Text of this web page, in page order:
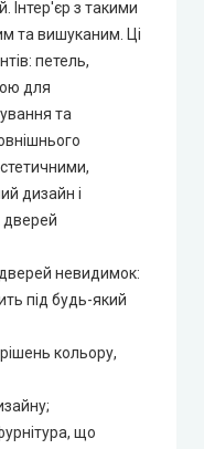
Інтер'єр з такими
та вишуканим. Ці
петель,
для
та
дизайн і
дверей
невидимок:
під будь-який
рішень кольору,
що